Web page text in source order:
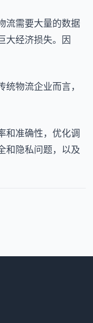
流需要大量的数据
大经济损失。因
物流企业而言，
和准确性，优化调
和隐私问题，以及